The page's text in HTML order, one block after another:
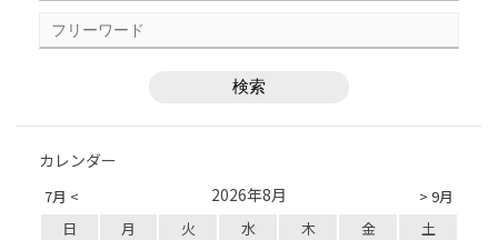
カレンダー
7月 < > 9月
2026年8月
日 月 火 水 木 金
土